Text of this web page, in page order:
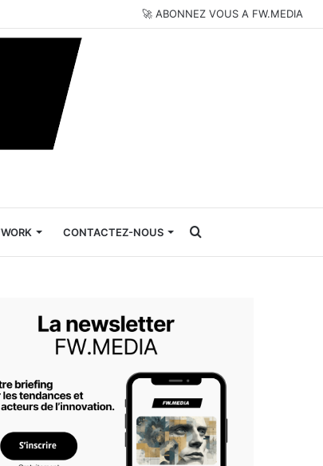
🚀 ABONNEZ VOUS A FW.MEDIA
CONTACTEZ-NOUS Rechercher